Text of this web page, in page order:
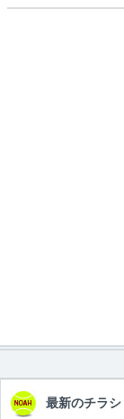
最新のチラシ